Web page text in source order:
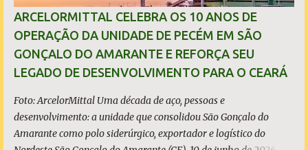
sustentabilidade, qualidade e liderança. A produção total de aço
somou 15,14 milhões de toneladas – um recuo de 1,3% em
relação a 2024. A produção de minério de ferro atingiu 2,34
milhões de toneladas, montante 18,3% menor que 2024. Neste
caso, o resultado foi impactado pela trans...
ARCELORMITTAL CELEBRA OS 10 ANOS DE
OPERAÇÃO DA UNIDADE DE PECÉM EM SÃO
GONÇALO DO AMARANTE E REFORÇA SEU
LEGADO DE DESENVOLVIMENTO PARA O CEARÁ
Foto: ArcelorMittal Uma década de aço, pessoas e
desenvolvimento: a unidade que consolidou São Gonçalo do
Amarante como polo siderúrgico, exportador e logístico do